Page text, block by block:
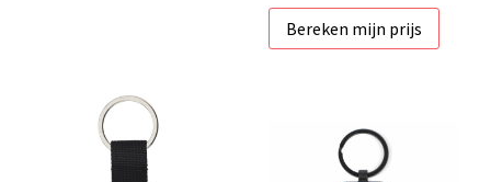
Bereken mijn prijs